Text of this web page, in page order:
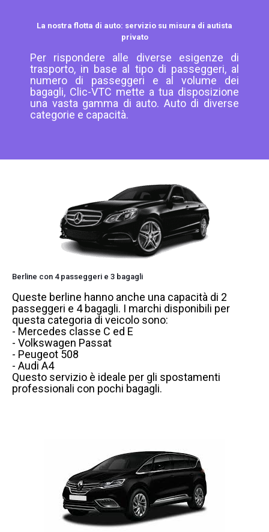
La nostra flotta di auto: servizio su misura di autista
privato
Per rispondere alle diverse esigenze di
trasporto, in base al tipo di passeggeri, al
numero di passeggeri e al volume dei
bagagli, Clic-VTC mette a tua disposizione
una vasta gamma di auto. Auto di diverse
categorie e capacità.
Berline con 4 passeggeri e 3 bagagli
Queste berline hanno anche una capacità di 2
passeggeri e 4 bagagli. I marchi disponibili per
questa categoria di veicolo sono:
- Mercedes classe C ed E
- Volkswagen Passat
- Peugeot 508
- Audi A4
Questo servizio è ideale per gli spostamenti
professionali con pochi bagagli.